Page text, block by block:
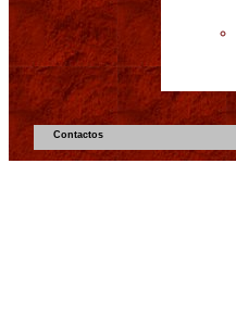
Contactos